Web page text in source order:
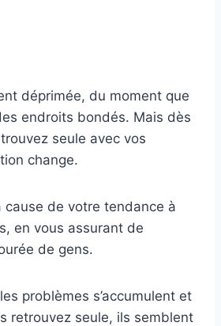
déprimée, du moment que
endroits bondés. Mais dès
seule avec vos
change.
cause de votre tendance à
en vous assurant de
de gens.
problèmes s’accumulent et
retrouvez seule, ils semblent